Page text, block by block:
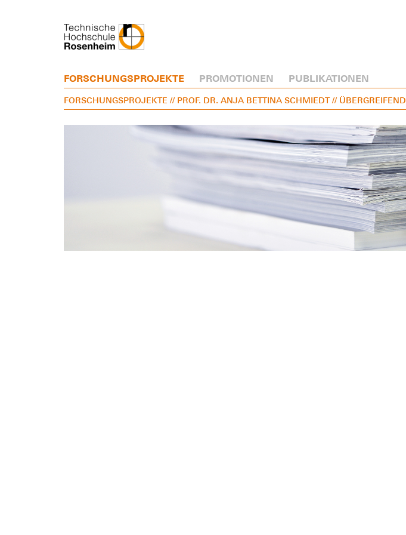
FORSCHUNGSPROJEKTE PROMOTIONEN PUBLIKATIONEN
FORSCHUNGSPROJEKTE // PROF. DR. ANJA BETTINA SCHMIEDT // ÜBERGREIFEND